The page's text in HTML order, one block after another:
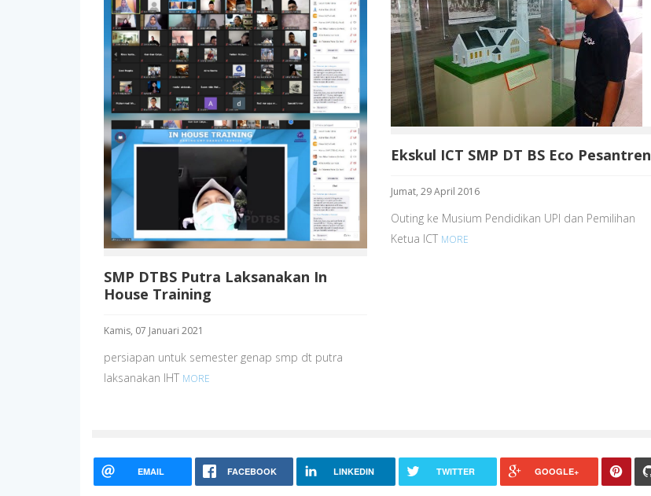
SMP DTBS Putra Laksanakan In
House Training
Kamis, 07 Januari 2021
persiapan untuk semester genap smp dt putra
laksanakan IHT MORE
Ekskul ICT SMP DT BS Eco Pesantren
Jumat, 29 April 2016
Outing ke Musium Pendidikan UPI dan Pemilihan
Ketua ICT MORE
EMAIL FACEBOOK LINKEDIN TWITTER GOOGLE+